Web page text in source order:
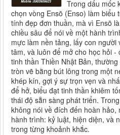
Trong dấu mốc
chọn vòng Ensō (Enso) làm biểu
tính đẹp đơn thuần, mà vì Ensō
chiều sâu để nói về một hành
mực làm nền tảng, lấy con người
tâm, và luôn để mở cho học hỏi -
tinh thần Thiền Nhật Bản,
tròn vẽ bằng bút lông trong một
khép kín, gợi ý sự trọn vẹn và
để hở, biểu đạt tinh thần khiêm
thái độ sẵn sàng phát triển.
không nói về đích đến hoàn hảo,
hành trình: kỷ luật, hiện diện, và
trong từng khoảnh khắc.